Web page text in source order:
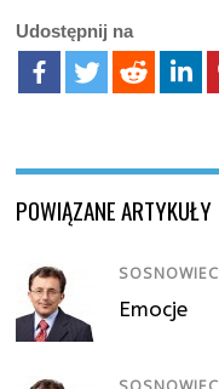
Udostępnij na
POWIĄZANE ARTYKUŁY
SOSNOWIEC
Emocje